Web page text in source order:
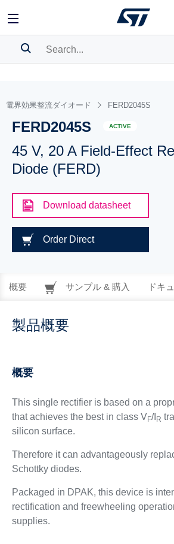
BOOKMARK
Pleaselog into show your saved
電界効果整流ダイオード FERD2045S
FERD2045S ACTIVE
45 V, 20 A Field-Effect
Diode (FERD)
Download datasheet
Order Direct
概要 サンプル & 購入 ドキ
製品概要
概要
This single rectifier is based on a
that achieves the best in class VF/I R
silicon surface.
Therefore it can advantageously
Schottky diodes.
Packaged in DPAK, this device is
rectification and freewheeling
supplies.